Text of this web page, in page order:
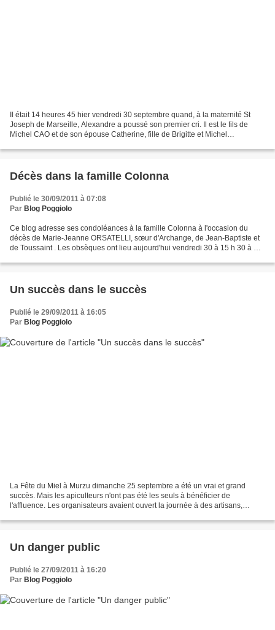
Il était 14 heures 45 hier vendredi 30 septembre quand, à la maternité St
Joseph de Marseille, Alexandre a poussé son premier cri. Il est le fils de
Michel CAO et de son épouse Catherine, fille de Brigitte et Michel
Décès dans la famille Colonna
Publié le 30/09/2011 à 07:08
Par Blog Poggiolo
Ce blog adresse ses condoléances à la famille Colonna à l'occasion du
décès de Marie-Jeanne ORSATELLI, sœur d'Archange, de Jean-Baptiste et
de Toussaint . Les obsèques ont lieu aujourd'hui vendredi 30 à 15 h 30 à St
Un succès dans le succès
Publié le 29/09/2011 à 16:05
Par Blog Poggiolo
La Fête du Miel à Murzu dimanche 25 septembre a été un vrai et grand
succès. Mais les apiculteurs n'ont pas été les seuls à bénéficier de
l'affluence. Les organisateurs avaient ouvert la journée à des artisans,
Un danger public
Publié le 27/09/2011 à 16:20
Par Blog Poggiolo